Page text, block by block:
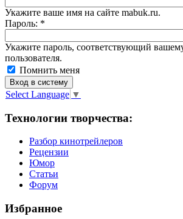
Укажите ваше имя на сайте mabuk.ru.
Пароль: *
Укажите пароль, соответствующий
пользователя.
Помнить меня
Select Language ▼
Технологии творчества:
Разбор кинотрейлеров
Рецензии
Юмор
Статьи
Форум
Избранное